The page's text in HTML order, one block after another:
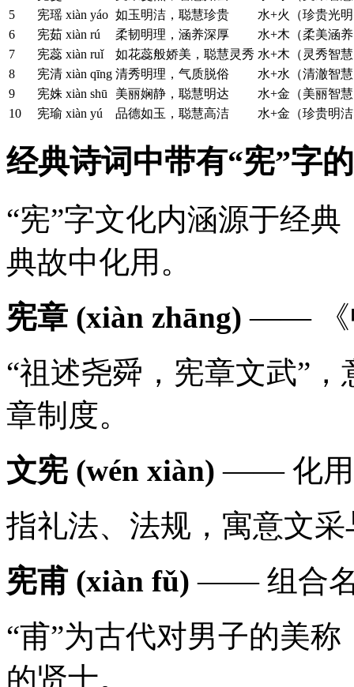
5
宪瑶 xiàn yáo 如玉明洁，聪慧珍贵
水+火（珍贵光
6
宪茹 xiàn rú 柔韧明理，涵养深厚
水+木（柔美涵
7
宪蕊 xiàn ruǐ 如花蕊般娇美，聪慧灵秀 水+木（灵秀智
8
宪清 xiàn qīng 清秀明理，气质脱俗
水+水（清澈智
9
宪姝 xiàn shū 美丽娴静，聪慧明达
水+金（美丽智
10
宪瑜 xiàn yú 品德如玉，聪慧高洁 水+金（珍贵明
经典诗词中带有“宪”字
“宪”字文化内涵源于经
典故中化用。
宪章 (xiàn zhāng) —— 《
“祖述尧舜，宪章文武”
章制度。
文宪 (wén xiàn) —— 化用
指礼法、法规，寓意文
宪甫 (xiàn fǔ) —— 组合
“甫”为古代对男子的美
的贤士。